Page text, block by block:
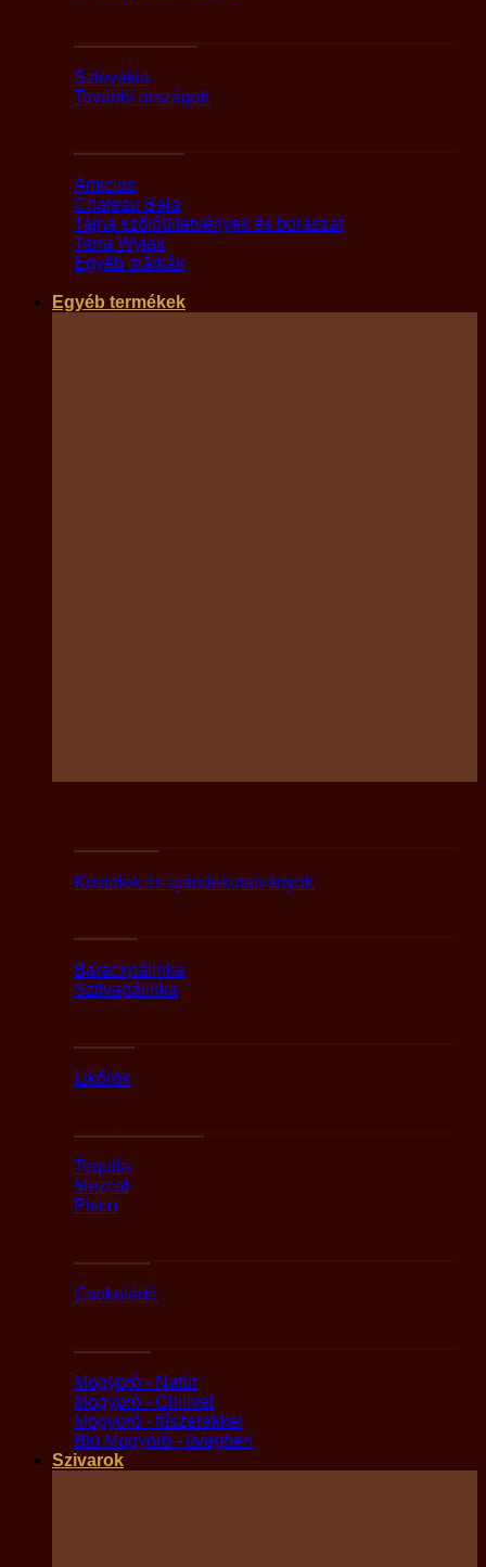
Szlovákia
További országok
Amicius
Chateau Bela
Tajna szőlőültetvények és borászat
Terra Wylak
Egyéb márkák
Egyéb termékek
Kóstolók és ajándékutalványok
Barackpálinka
Szilvapálinka
Likőrök
Tequila
Mezcal
Pisco
Csokoládé
Mogyoró - Natúr
Mogyoró - Chilivel
Mogyoró - fűszerekkel
Bio Mogyoró - üvegben
Szivarok